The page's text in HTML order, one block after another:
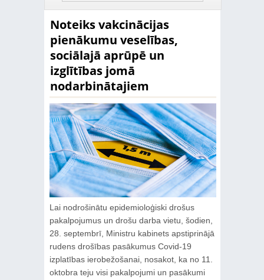
Noteiks vakcinācijas
pienākumu veselības,
sociālajā aprūpē un
izglītības jomā
nodarbinātajiem
Lai nodrošinātu epidemioloģiski drošus
pakalpojumus un drošu darba vietu, šodien,
28. septembrī, Ministru kabinets apstiprinājā
rudens drošības pasākumus Covid-19
izplatības ierobežošanai, nosakot, ka no 11.
oktobra teju visi pakalpojumi un pasākumi